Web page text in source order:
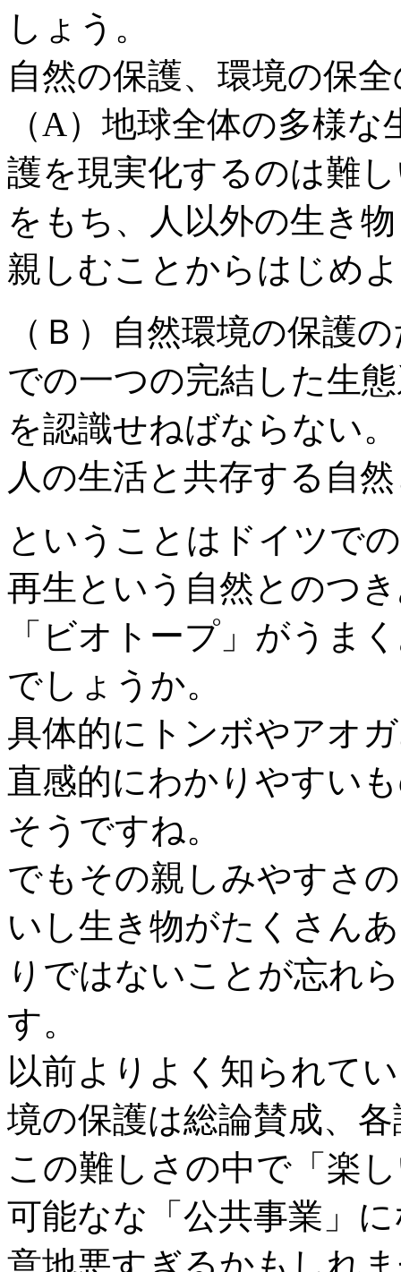
しょう。
自然の保護、環境の保
（A）地球全体の多様
護を現実化するのは難
をもち、人以外の生き
親しむことからはじめ
（Ｂ）自然環境の保護
での一つの完結した生
を認識せねばならない
人の生活と共存する自
ということはドイツで
再生という自然とのつ
「ビオトープ」がうま
でしょうか。
具体的にトンボやアオ
直感的にわかりやすい
そうですね。
でもその親しみやすさ
いし生き物がたくさん
りではないことが忘れ
す。
以前よりよく知られて
境の保護は総論賛成、
この難しさの中で「楽
可能なな「公共事業」